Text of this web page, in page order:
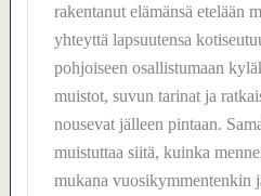
rakentanut elämänsä etelään
yhteyttä lapsuutensa
pohjoiseen osallistumaan
muistot, suvun tarinat ja
nousevat jälleen pintaan.
muistuttaa siitä, kuinka
mukana vuosikymmentenkin